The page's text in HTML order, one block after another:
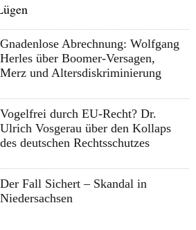
Gnadenlose Abrechnung: Wolfgang
Herles über Boomer-Versagen,
Merz und Altersdiskriminierung
Vogelfrei durch EU-Recht? Dr.
Ulrich Vosgerau über den Kollaps
des deutschen Rechtsschutzes
Der Fall Sichert – Skandal in
Niedersachsen